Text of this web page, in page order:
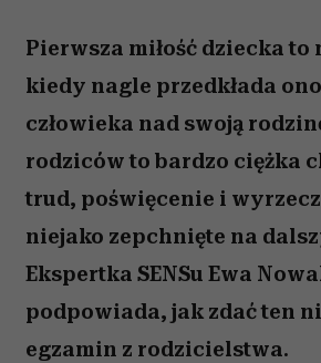
Pierwsza miłość dziecka to
kiedy nagle przedkłada
człowieka nad swoją
rodziców to bardzo ciężka
trud, poświęcenie i
niejako zepchnięte na
Ekspertka SENSu Ewa
podpowiada, jak zdać ten
egzamin z rodzicielstwa.